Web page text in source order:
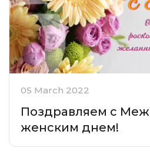
05 March 2022
Поздравляем с
женским днем!